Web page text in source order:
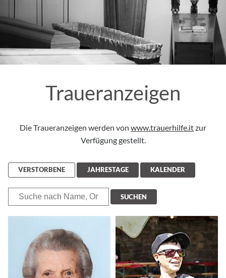
Traueranzeigen
Die Traueranzeigen werden von www.trauerhilfe.itzur
Verfügung gestellt.
VERSTORBENE JAHRESTAGE KALENDER
SUCHEN